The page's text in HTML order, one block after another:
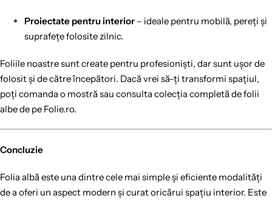
Proiectate pentru interior – ideale pentru mobilă, pereți și
suprafețe folosite zilnic.
Foliile noastre sunt create pentru profesioniști, dar sunt ușor de
folosit și de către începători. Dacă vrei să-ți transformi spațiul,
poți comanda o mostră sau consulta colecția completă de folii
albe de pe Folie.ro.
Concluzie
Folia albă este una dintre cele mai simple și eficiente modalități
de a oferi un aspect modern și curat oricărui spațiu interior. Este